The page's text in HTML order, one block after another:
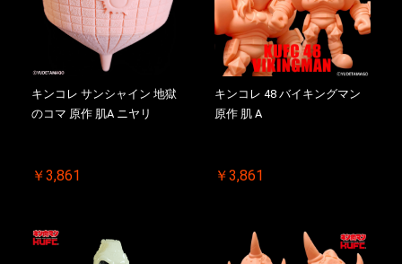
キンコレ サンシャイン 地獄
のコマ 原作 肌A ニヤリ
￥3,861
キンコレ 48 バイキングマン
原作 肌 A
￥3,861